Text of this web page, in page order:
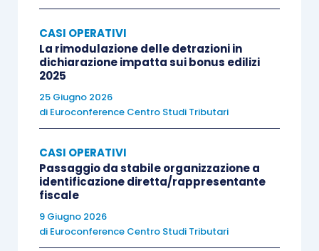
CASI OPERATIVI
La rimodulazione delle detrazioni in
dichiarazione impatta sui bonus edilizi
2025
25 Giugno 2026
di Euroconference Centro Studi Tributari
CASI OPERATIVI
Passaggio da stabile organizzazione a
identificazione diretta/rappresentante
fiscale
9 Giugno 2026
di Euroconference Centro Studi Tributari